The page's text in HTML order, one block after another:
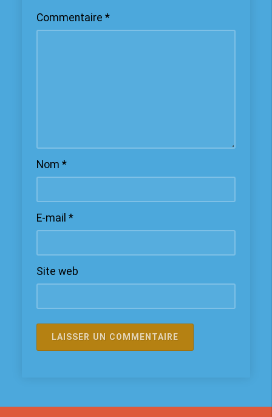
Commentaire *
Nom *
E-mail *
Site web